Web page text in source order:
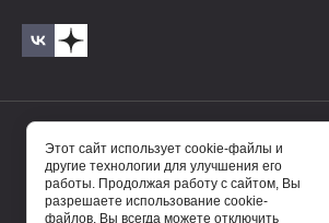
© 2017—2025 Бавиро/Baviro
Этот сайт использует cookie-файлы и
другие технологии для улучшения его
работы. Продолжая работу с сайтом, Вы
разрешаете использование cookie-
файлов. Вы всегда можете отключить